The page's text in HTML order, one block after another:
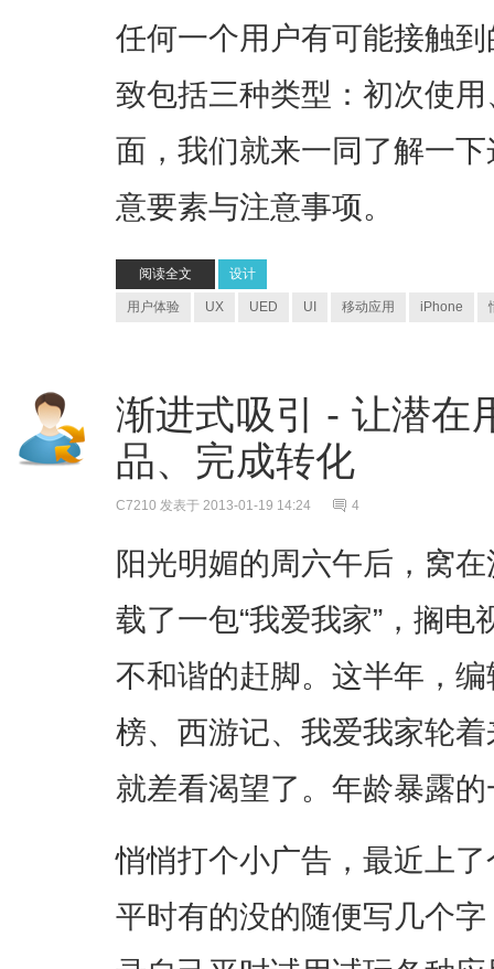
任何一个用户有可能接触
致包括三种类型：初次使
面，我们就来一同了解一
意要素与注意事项。
阅读全文 设计
用户体验 UX UED UI 移动应用 iPhone
渐进式吸引 - 让潜在
品、完成转化
C7210 发表于 2013-01-19 14:24 4
阳光明媚的周六午后，窝
载了一包“我爱我家”，搁
不和谐的赶脚。这半年，
榜、西游记、我爱我家轮
就差看渴望了。年龄暴露
悄悄打个小广告，最近上
平时有的没的随便写几个